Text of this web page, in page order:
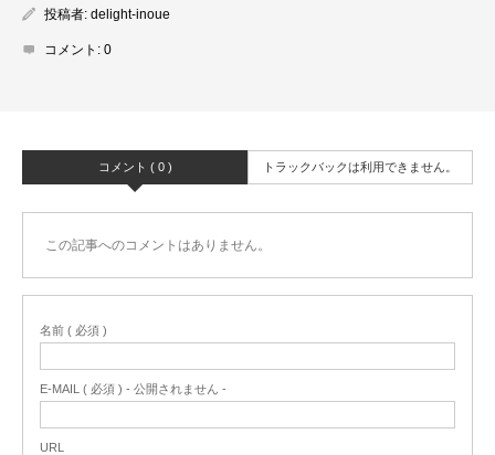
投稿者: delight-inoue
コメント: 0
コメント ( 0 ) トラックバックは利用できません。
この記事へのコメントはありません。
名前 ( 必須 )
E-MAIL ( 必須 ) - 公開されません -
URL